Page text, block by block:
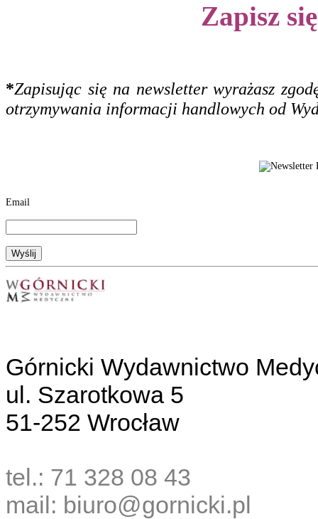
Zapisz
*Zapisując się na newsletter wyrażasz
otrzymywania informacji handlowych od
Email
Górnicki Wydawnictwo
ul. Szarotkowa 5
51-252 Wrocław
tel.: 71 328 08 43
mail: biuro@gornicki.pl